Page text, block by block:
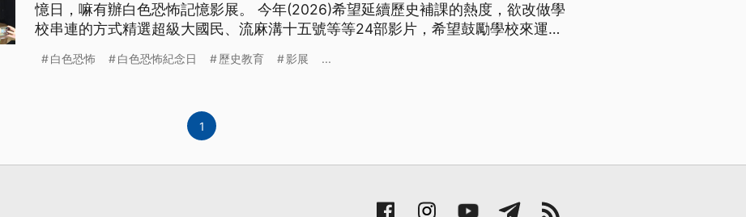
憶日，嘛有辦白色恐怖記憶影展。 今年(2026)希望延續歷史補課的熱度，欲改做學
校串連的方式精選超級大國民、流麻溝十五號等等24部影片，希望鼓勵學校來運
作品，來深化社會的歷史教育。（新聞標題、導言為台語文）
白色恐怖 白色恐怖紀念日 歷史教育 影展 ...
1